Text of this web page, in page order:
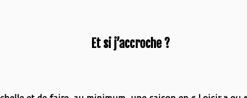
Et si j’accroche ?